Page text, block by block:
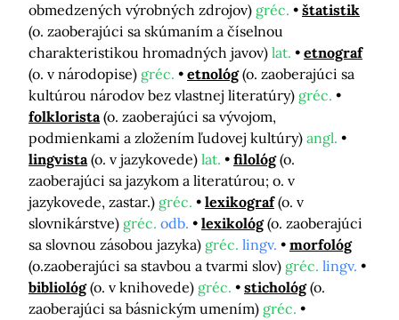
obmedzených výrobných zdrojov) gréc.
štatistik
(o. zaoberajúci sa skúmaním a číselnou
charakteristikou hromadných javov) lat.
etnograf
(o. v národopise) gréc. etnológ (o. zaoberajúci sa
kultúrou národov bez vlastnej literatúry) gréc.
folklorista (o. zaoberajúci sa vývojom,
podmienkami a zložením ľudovej kultúry) angl.
lingvista (o. v jazykovede) lat. filológ (o.
zaoberajúci sa jazykom a literatúrou; o. v
jazykovede, zastar.) gréc. lexikograf (o. v
slovnikárstve) gréc. odb. lexikológ (o. zaoberajúci
sa slovnou zásobou jazyka) gréc. lingv.
morfológ
(o.zaoberajúci sa stavbou a tvarmi slov) gréc. lingv.
bibliológ (o. v knihovede) gréc. stichológ (o.
zaoberajúci sa básnickým umením) gréc.